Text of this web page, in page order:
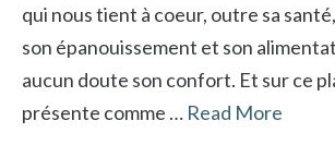
qui nous tient à coeur, outre sa
son épanouissement et son
aucun doute son confort. Et sur ce
présente comme … Read More